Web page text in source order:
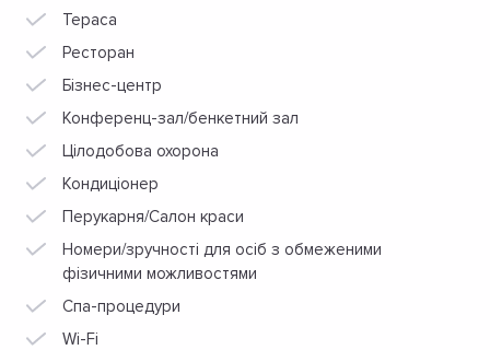
Тераса
Ресторан
Бізнес-центр
Конференц-зал/бенкетний зал
Цілодобова охорона
Кондиціонер
Перукарня/Салон краси
Номери/зручності для осіб з обмеженими
фізичними можливостями
Спа-процедури
Wi-Fi